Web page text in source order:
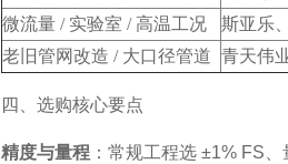
微流量 / 实验室 / 高温工况
斯亚乐
老旧管网改造 / 大口径管道 青天伟
四、选购核心要点
精度与量程 ：常规工程选 ±1% FS